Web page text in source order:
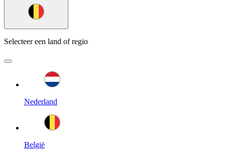
Selecteer een land of regio
Nederland
België